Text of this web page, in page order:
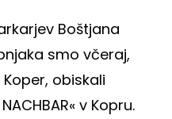
Boštjana
smo včeraj,
obiskali
v Kopru.